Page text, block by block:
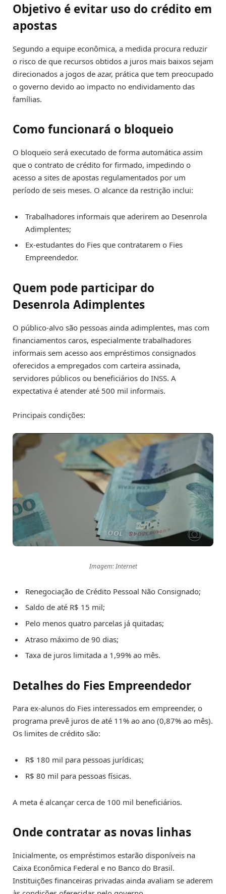
Objetivo é evitar uso do crédito em
apostas
Segundo a equipe econômica, a medida procura reduzir
o risco de que recursos obtidos a juros mais baixos sejam
direcionados a jogos de azar, prática que tem preocupado
o governo devido ao impacto no endividamento das
famílias.
Como funcionará o bloqueio
O bloqueio será executado de forma automática assim
que o contrato de crédito for firmado, impedindo o
acesso a sites de apostas regulamentados por um
período de seis meses. O alcance da restrição inclui:
Trabalhadores informais que aderirem ao Desenrola
Adimplentes;
Ex-estudantes do Fies que contratarem o Fies
Empreendedor.
Quem pode participar do
Desenrola Adimplentes
O público-alvo são pessoas ainda adimplentes, mas com
financiamentos caros, especialmente trabalhadores
informais sem acesso aos empréstimos consignados
oferecidos a empregados com carteira assinada,
servidores públicos ou beneficiários do INSS. A
expectativa é atender até 500 mil informais.
Principais condições:
Imagem: Internet
Renegociação de Crédito Pessoal Não Consignado;
Saldo de até R$ 15 mil;
Pelo menos quatro parcelas já quitadas;
Atraso máximo de 90 dias;
Taxa de juros limitada a 1,99% ao mês.
Detalhes do Fies Empreendedor
Para ex-alunos do Fies interessados em empreender, o
programa prevê juros de até 11% ao ano (0,87% ao mês).
Os limites de crédito são:
R$ 180 mil para pessoas jurídicas;
R$ 80 mil para pessoas físicas.
A meta é alcançar cerca de 100 mil beneficiários.
Onde contratar as novas linhas
Inicialmente, os empréstimos estarão disponíveis na
Caixa Econômica Federal e no Banco do Brasil.
Instituições financeiras privadas ainda avaliam se aderem